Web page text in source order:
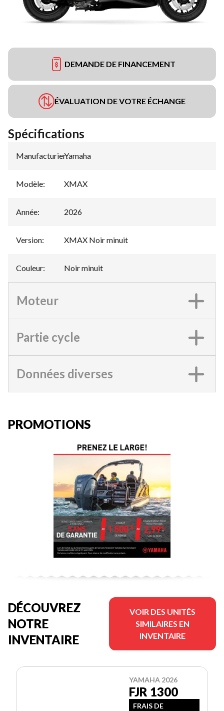
DEMANDE DE FINANCEMENT
ÉVALUATION DE VOTRE ÉCHANGE
Spécifications
Manufacturier:
Yamaha
Modèle: XMAX
Année: 2026
Version: XMAX Noir minuit
Couleur: Noir minuit
Moteur
Partie cycle
Données diverses
PROMOTIONS
DÉCOUVREZ
NOTRE
INVENTAIRE
VOIR DES UNITÉS
SIMILAIRES EN
INVENTAIRE
YAMAHA 2026
FJR 1300
FRAIS DE